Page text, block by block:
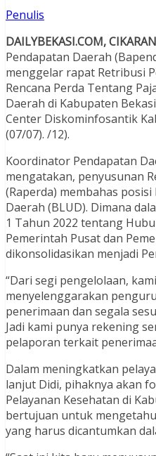
Penulis
DAILYBEKASI.COM,
Pendapatan Daerah
menggelar rapat Retribusi
Rencana Perda Tentang
Daerah di Kabupaten
Center Diskominfosantik
(07/07). /12).
Koordinator Pendapatan
mengatakan, penyusunan
(Raperda) membahas
Daerah (BLUD). Dimana
1 Tahun 2022 tentang
Pemerintah Pusat dan
dikonsolidasikan menjadi
“Dari segi pengelolaan,
menyelenggarakan
penerimaan dan segala
Jadi kami punya rekening
pelaporan terkait
Dalam meningkatkan
lanjut Didi, pihaknya akan
Pelayanan Kesehatan di
bertujuan untuk
yang harus dicantumkan